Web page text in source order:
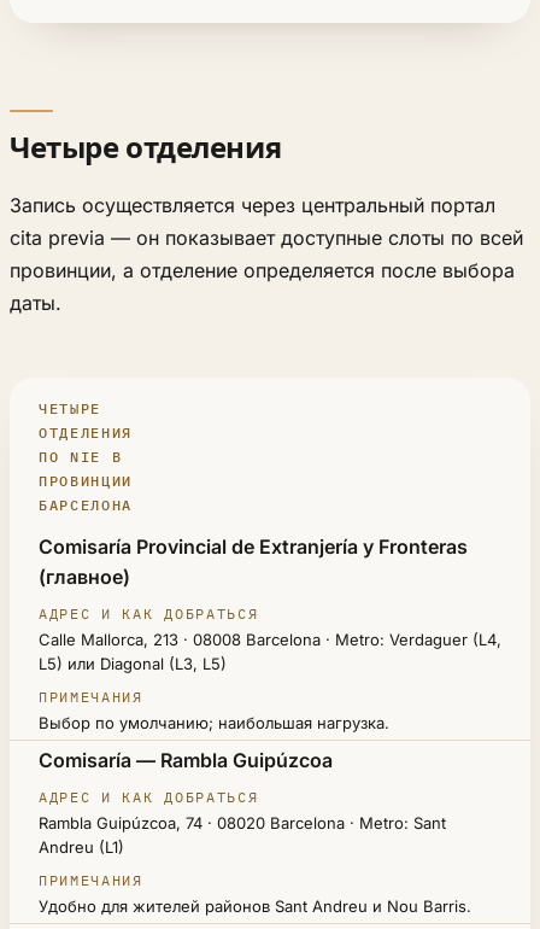
Четыре отделения
Запись осуществляется через центральный портал
cita previa — он показывает доступные слоты по всей
провинции, а отделение определяется после выбора
даты.
ЧЕТЫРЕ
ОТДЕЛЕНИЯ
ПО NIE В
ПРОВИНЦИИ
БАРСЕЛОНА
ОТДЕЛЕНИЕ
АДРЕС И КАК ДОБРАТЬСЯ
ПРИМЕЧАНИЯ
Comisaría Provincial de Extranjería y Fronteras
(главное)
Calle Mallorca, 213 · 08008 Barcelona · Metro: Verdaguer (L4,
L5) или Diagonal (L3, L5)
Выбор по умолчанию; наибольшая нагрузка.
Comisaría — Rambla Guipúzcoa
Rambla Guipúzcoa, 74 · 08020 Barcelona · Metro: Sant
Andreu (L1)
Удобно для жителей районов Sant Andreu и Nou Barris.